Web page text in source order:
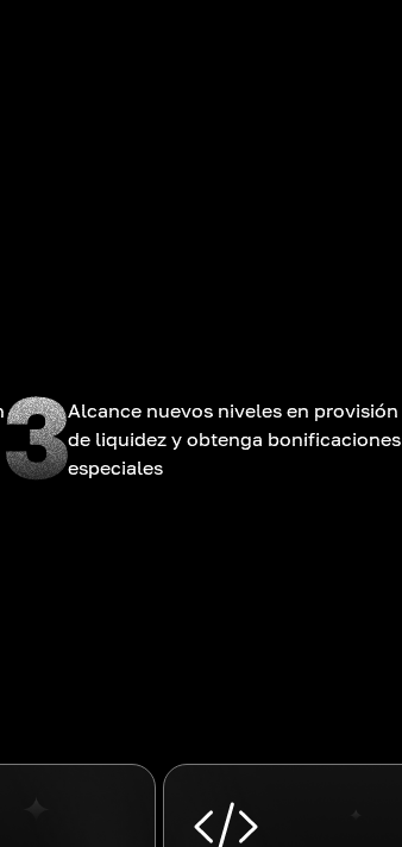
Alcance nuevos niveles en provisión
de liquidez y obtenga bonificaciones
especiales